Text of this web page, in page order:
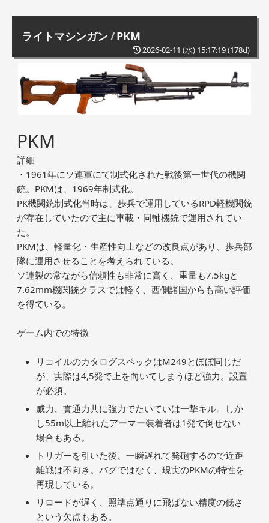
ライトマシンガン/PKM
2026-02-11 (水) 15:17:19(178d)
PKM
詳細
・1961年にソ連軍にて制式化された戦後第一世代の機関
銃。PKMは、1969年制式化。
PK機関銃制式化当時は、歩兵で運用しているRPD軽機関銃
が存在していたので主に車載・同軸機銃で運用されてい
た。
PKMは、軽量化・生産性向上などの改良点があり、歩兵部
隊に運用させることを考えられている。
ソ連製の常ながら信頼性も非常に高く、重量も7.5kgと
7.62mm機関銃クラスでは軽く、西側諸国からも高い評価
を得ている。
ゲーム内での特徴
リコイルのカタログスペックはM249とほぼ同じだ
が、実際は4,5発で上を向いてしまうほど強力。設置
が必須。
威力、貫通力共に強力でたいていは一撃キル。しか
し55m以上離れたアーマー装着者は1発で倒せない
場合もある。
トリガーを引いた後、一瞬遅れて発砲するので近距
離戦は不向き。バグではなく、現実のPKMの特性を
再現している。
リロードが遅く、照準点通りに飛ばない精度の低さ
という欠点もある。